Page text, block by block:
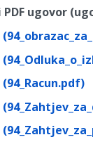
ugovor
(94_Racun.pdf)